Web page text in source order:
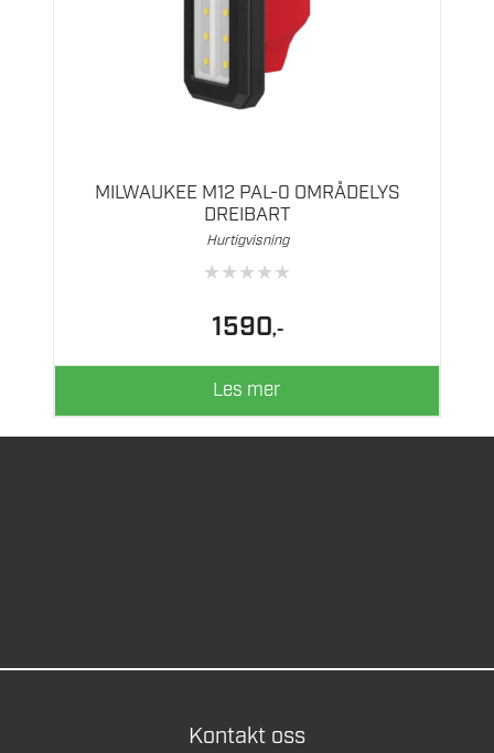
MILWAUKEE M12 PAL-0 OMRÅDELYS
DREIBART
Hurtigvisning
★★★★★
1590,-
Les mer
Kontakt oss